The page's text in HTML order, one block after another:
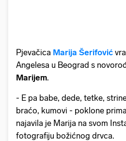
Pjevačica Marija Šerifović
Angelesa u Beograd s
Marijem.
- E pa babe, dede, tetke,
braćo, kumovi - poklone
najavila je Marija na svom
fotografiju božićnog drvca.